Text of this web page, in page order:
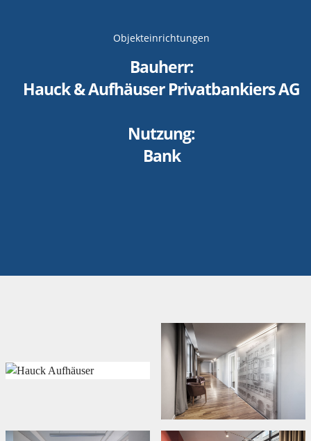
Objekteinrichtungen
Bauherr:
Hauck & Aufhäuser Privatbankiers AG
Nutzung:
Bank